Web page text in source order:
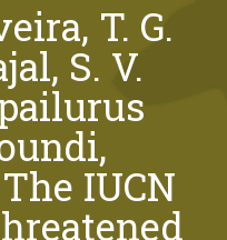
T. G.
S. V.
IUCN